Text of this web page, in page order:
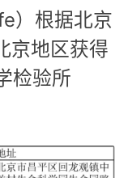
）根据北京
京地区获得
检验所